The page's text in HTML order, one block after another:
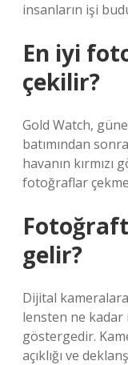
insanların işi
En iyi
çekilir?
Gold Watch,
batımından
havanın
fotoğraflar
gelir?
Dijital
lensten ne kadar
göstergedir.
açıklığı ve